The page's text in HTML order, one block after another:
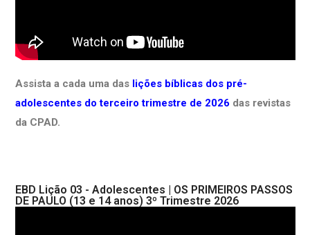
Assista a cada uma das lições bíblicas dos pré-
adolescentes do terceiro trimestre de 2026 das revistas
da CPAD.
EBD Lição 03 - Adolescentes | OS PRIMEIROS PASSOS
DE PAULO (13 e 14 anos) 3º Trimestre 2026